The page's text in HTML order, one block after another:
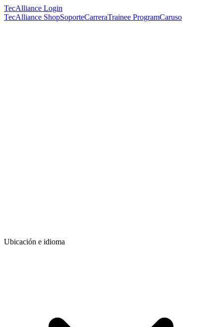
TecAlliance Login
TecAlliance ShopSoporteCarreraTrainee ProgramCaruso
Ubicación e idioma